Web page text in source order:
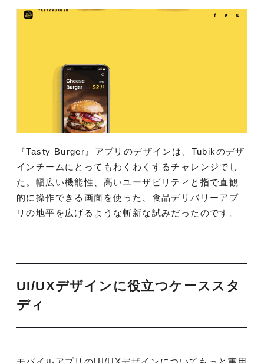
『Tasty Burger』アプリのデザインは、Tubikのデザ
インチームにとってもわくわくするチャレンジでし
た。幅広い機能性、高いユーザビリティと指で直観
的に操作できる画面を使った、食品デリバリーアプ
リの地平を広げるような斬新な試みだったのです。
UI/UXデザインに役立つケーススタ
ディ